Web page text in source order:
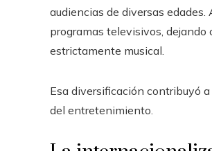
audiencias de diversas
programas televisivos,
estrictamente musical.
Esa diversificación contribuyó
del entretenimiento.